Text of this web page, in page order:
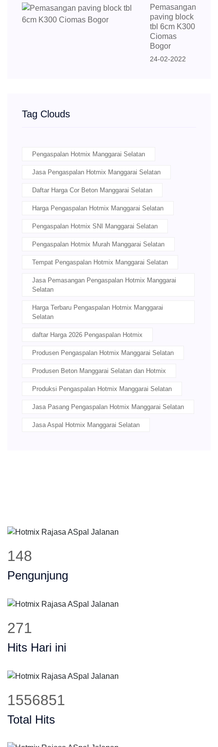
Pemasangan
paving block
tbl 6cm K300
Ciomas
Bogor
24-02-2022
Tag Clouds
Pengaspalan Hotmix Manggarai Selatan
Jasa Pengaspalan Hotmix Manggarai Selatan
Daftar Harga Cor Beton Manggarai Selatan
Harga Pengaspalan Hotmix Manggarai Selatan
Pengaspalan Hotmix SNI Manggarai Selatan
Pengaspalan Hotmix Murah Manggarai Selatan
Tempat Pengaspalan Hotmix Manggarai Selatan
Jasa Pemasangan Pengaspalan Hotmix Manggarai
Selatan
Harga Terbaru Pengaspalan Hotmix Manggarai
Selatan
daftar Harga 2026 Pengaspalan Hotmix
Produsen Pengaspalan Hotmix Manggarai Selatan
Produsen Beton Manggarai Selatan dan Hotmix
Produksi Pengaspalan Hotmix Manggarai Selatan
Jasa Pasang Pengaspalan Hotmix Manggarai Selatan
Jasa Aspal Hotmix Manggarai Selatan
178
Pengunjung
325
Hits Hari ini
1884610
Total Hits